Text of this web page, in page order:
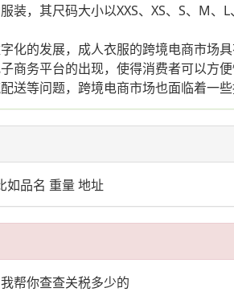
装，其尺码大小以XXS、XS、S、M
化的发展，成人衣服的跨境电商市
商务平台的出现，使得消费者可以
送等问题，跨境电商市场也面临着一
如品名 重量 地址
帮你查查关税多少的